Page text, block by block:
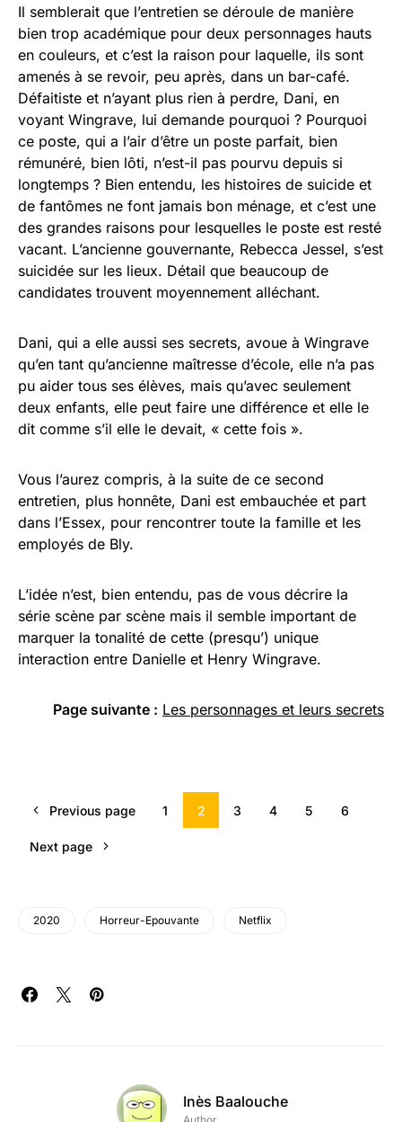
Il semblerait que l’entretien se déroule de manière
bien trop académique pour deux personnages hauts
en couleurs, et c’est la raison pour laquelle, ils sont
amenés à se revoir, peu après, dans un bar-café.
Défaitiste et n’ayant plus rien à perdre, Dani, en
voyant Wingrave, lui demande pourquoi ? Pourquoi
ce poste, qui a l’air d’être un poste parfait, bien
rémunéré, bien lôti, n’est-il pas pourvu depuis si
longtemps ? Bien entendu, les histoires de suicide et
de fantômes ne font jamais bon ménage, et c’est une
des grandes raisons pour lesquelles le poste est resté
vacant. L’ancienne gouvernante, Rebecca Jessel, s’est
suicidée sur les lieux. Détail que beaucoup de
candidates trouvent moyennement alléchant.
Dani, qui a elle aussi ses secrets, avoue à Wingrave
qu’en tant qu’ancienne maîtresse d’école, elle n’a pas
pu aider tous ses élèves, mais qu’avec seulement
deux enfants, elle peut faire une différence et elle le
dit comme s’il elle le devait, « cette fois ».
Vous l’aurez compris, à la suite de ce second
entretien, plus honnête, Dani est embauchée et part
dans l’Essex, pour rencontrer toute la famille et les
employés de Bly.
L’idée n’est, bien entendu, pas de vous décrire la
série scène par scène mais il semble important de
marquer la tonalité de cette (presqu’) unique
interaction entre Danielle et Henry Wingrave. ​​​
Page suivante : Les personnages et leurs secrets
Previous page 1 2 3 4 5 6
Next page
2020 Horreur-Epouvante Netflix
Inès Baalouche